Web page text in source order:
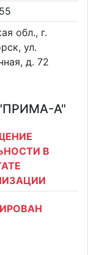
обл., г.
ул.
д. 72
А"
В